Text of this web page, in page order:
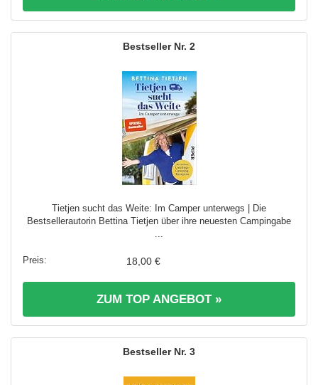
2
Tietjen sucht das Weite: Im Camper unterwegs | Die
Bestsellerautorin Bettina Tietjen über ihre neuesten Campingabe
18,00 €
ZUM TOP ANGEBOT »
3